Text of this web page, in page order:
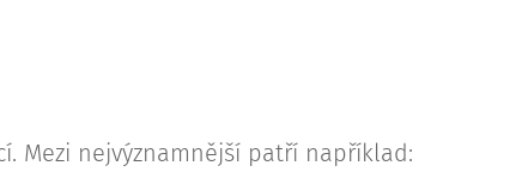
Mezi nejvýznamnější patří například: